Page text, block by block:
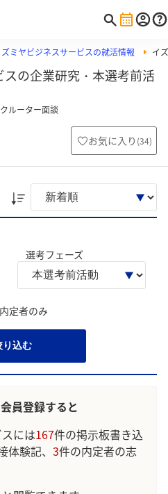
ミヤビジネスサービスの就活情報 イ
の企業研究・本選考前活
ルーター面談
お気に入り (34)
選考フェーズ
内定者のみ
り込む
員登録すると
には167件の掲示板書き込
験記、 3件の内定者の志